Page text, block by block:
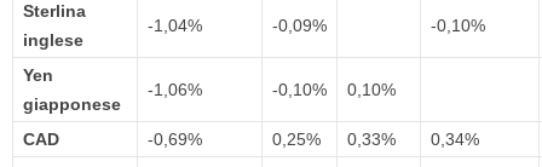
Sterlina
inglese
-1,04% -0,09% -0,10%
Yen
giapponese
-1,06% -0,10% 0,10%
CAD -0,69% 0,25% 0,33%
0,34%